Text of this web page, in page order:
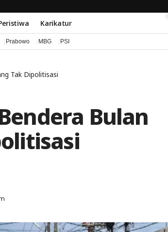
Karikatur
Prabowo MBG PSI
Tak Dipolitisasi
Bulan